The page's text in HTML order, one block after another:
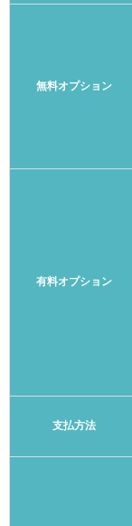
無料オプション
有料オプション
支払方法